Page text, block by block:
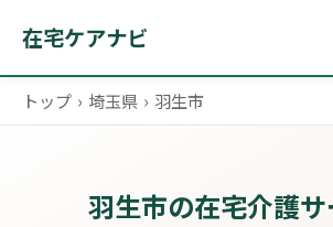
在宅ケアナビ
トップ › 埼玉県 › 羽生市
羽生市の在宅介護